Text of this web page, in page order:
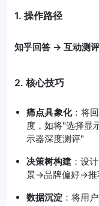
1. 操作路径
知乎回答 → 互动测
2. 核心技巧
痛点具象化：将
度，如将"选择显
示器深度测评"
决策树构建 ：设
景→品牌偏好→推
数据沉淀 ：将用